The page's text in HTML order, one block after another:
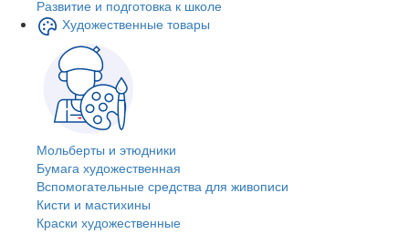
Развитие и подготовка к школе
Художественные товары
Мольберты и этюдники
Бумага художественная
Вспомогательные средства для живописи
Кисти и мастихины
Краски художественные